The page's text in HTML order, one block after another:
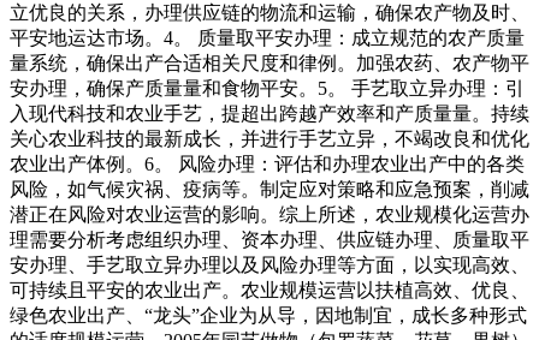
立优良的关系，办理供应链的物流和运输，确保农产物及时、
平安地运达市场。4。 质量取平安办理：成立规范的农产质量
量系统，确保出产合适相关尺度和律例。加强农药、农产物平
安办理，确保产质量量和食物平安。5。 手艺取立异办理：引
入现代科技和农业手艺，提超出跨越产效率和产质量量。持续
关心农业科技的最新成长，并进行手艺立异，不竭改良和优化
农业出产体例。6。 风险办理：评估和办理农业出产中的各类
风险，如气候灾祸、疫病等。制定应对策略和应急预案，削减
潜正在风险对农业运营的影响。综上所述，农业规模化运营办
理需要分析考虑组织办理、资本办理、供应链办理、质量取平
安办理、手艺取立异办理以及风险办理等方面，以实现高效、
可持续且平安的农业出产。农业规模运营以扶植高效、优良、
绿色农业出产、“龙头”企业为从导，因地制宜，成长多种形式